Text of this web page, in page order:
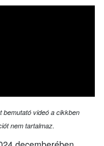
bemutató videó a cikkben
nem tartalmaz.